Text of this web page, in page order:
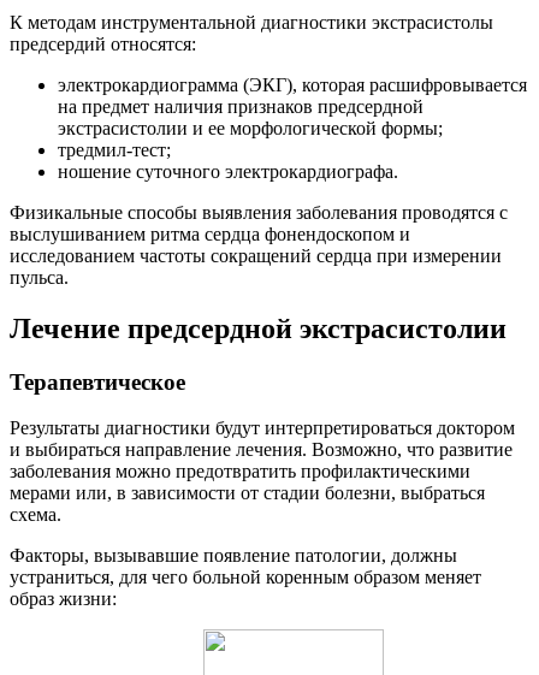
К методам инструментальной диагностики экстрасистолы
предсердий относятся:
электрокардиограмма (ЭКГ), которая расшифровывается
на предмет наличия признаков предсердной
экстрасистолии и ее морфологической формы;
тредмил-тест;
ношение суточного электрокардиографа.
Физикальные способы выявления заболевания проводятся с
выслушиванием ритма сердца фонендоскопом и
исследованием частоты сокращений сердца при измерении
пульса.
Лечение предсердной экстрасистолии
Терапевтическое
Результаты диагностики будут интерпретироваться доктором
и выбираться направление лечения. Возможно, что развитие
заболевания можно предотвратить профилактическими
мерами или, в зависимости от стадии болезни, выбраться
схема.
Факторы, вызывавшие появление патологии, должны
устраниться, для чего больной коренным образом меняет
образ жизни: